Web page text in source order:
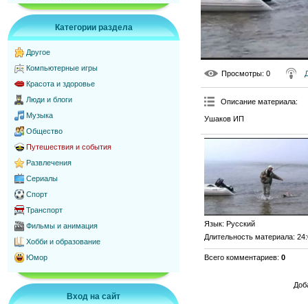
Категории раздела
Другое
Компьютерные игры
Красота и здоровье
Люди и блоги
Музыка
Общество
Путешествия и события
Развлечения
Сериалы
Спорт
Транспорт
Фильмы и анимация
Хобби и образование
Юмор
Вход на сайт
Просмотры: 0
Описание материала:
Ушаков ИП
Язык: Русский
Длительность материала:
Всего комментариев: 0